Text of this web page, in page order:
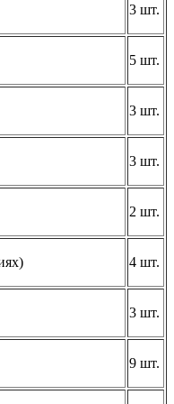
3 шт.
5 шт.
3 шт.
3 шт.
2 шт.
4 шт.
3 шт.
9 шт.